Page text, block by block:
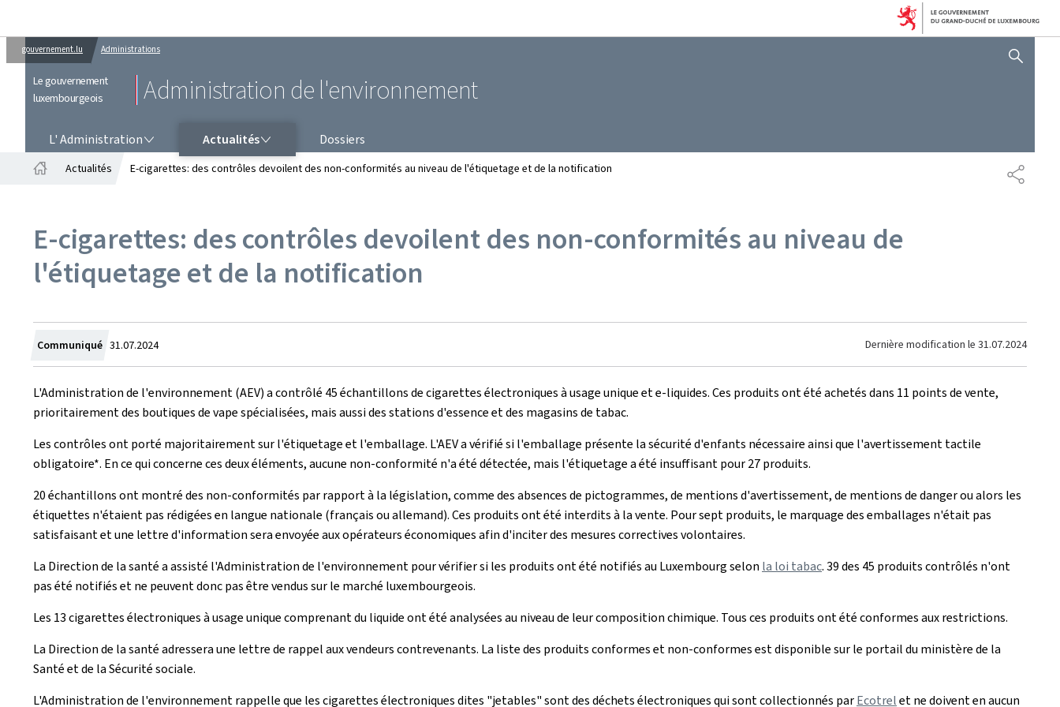
gouvernement.lu Administrations
Le gouvernement
luxembourgeois
Administration de l'environnement
AFFICHER / MASQUER
L' Administration Actualités
ACTUALITÉS
Dossiers
Actualités E-cigarettes: des contrôles devoilent des non-conformités au niveau de l'étiquetage et de la notification
E-cigarettes: des contrôles devoilent des non-conformités au niveau de
l'étiquetage et de la notification
Communiqué Crée
le
31.07.2024 Dernière modification le 31.07.2024
L'Administration de l'environnement (AEV) a contrôlé 45 échantillons de cigarettes électroniques à usage unique et e-liquides. Ces produits ont été achetés dans 11 points de vente,
prioritairement des boutiques de vape spécialisées, mais aussi des stations d'essence et des magasins de tabac.
Les contrôles ont porté majoritairement sur l'étiquetage et l'emballage. L'AEV a vérifié si l'emballage présente la sécurité d'enfants nécessaire ainsi que l'avertissement tactile
obligatoire*. En ce qui concerne ces deux éléments, aucune non-conformité n'a été détectée, mais l'étiquetage a été insuffisant pour 27 produits.
20 échantillons ont montré des non-conformités par rapport à la législation, comme des absences de pictogrammes, de mentions d'avertissement, de mentions de danger ou alors les
étiquettes n'étaient pas rédigées en langue nationale (français ou allemand). Ces produits ont été interdits à la vente. Pour sept produits, le marquage des emballages n'était pas
satisfaisant et une lettre d'information sera envoyée aux opérateurs économiques afin d'inciter des mesures correctives volontaires.
La Direction de la santé a assisté l'Administration de l'environnement pour vérifier si les produits ont été notifiés au Luxembourg selon la loi tabac. 39 des 45 produits contrôlés n'ont
pas été notifiés et ne peuvent donc pas être vendus sur le marché luxembourgeois.
Les 13 cigarettes électroniques à usage unique comprenant du liquide ont été analysées au niveau de leur composition chimique. Tous ces produits ont été conformes aux restrictions.
La Direction de la santé adressera une lettre de rappel aux vendeurs contrevenants. La liste des produits conformes et non-conformes est disponible sur le portail du ministère de la
Santé et de la Sécurité sociale.
L'Administration de l'environnement rappelle que les cigarettes électroniques dites "jetables" sont des déchets électroniques qui sont collectionnés parEcotrelet ne doivent en aucun